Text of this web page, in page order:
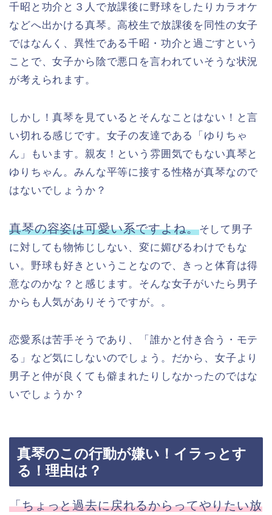
千昭と功介と３人で放課後に野球をしたりカラオケ
などへ出かける真琴。高校生で放課後を同性の女子
ではなんく、異性である千昭・功介と過ごすという
ことで、女子から陰で悪口を言われていそうな状況
が考えられます。
しかし！真琴を見ているとそんなことはない！と言
い切れる感じです。女子の友達である「ゆりちゃ
ん」もいます。親友！という雰囲気でもない真琴と
ゆりちゃん。みんな平等に接する性格が真琴なので
はないでしょうか？
真琴の容姿は可愛い系ですよね。そして男子
に対しても物怖じしない、変に媚びるわけでもな
い。野球も好きということなので、きっと体育は得
意なのかな？と感じます。そんな女子がいたら男子
からも人気がありそうですが。。
恋愛系は苦手そうであり、「誰かと付き合う・モテ
る」など気にしないのでしょう。だから、女子より
男子と仲が良くても僻まれたりしなかったのではな
いでしょうか？
真琴のこの行動が嫌い！イラっとす
る！理由は？
「ちょっと過去に戻れるからってやりたい放